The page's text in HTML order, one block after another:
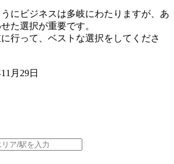
にビジネスは多岐にわたりますが、あ
た選択が重要です。
行って、ベストな選択をしてくださ
月29日